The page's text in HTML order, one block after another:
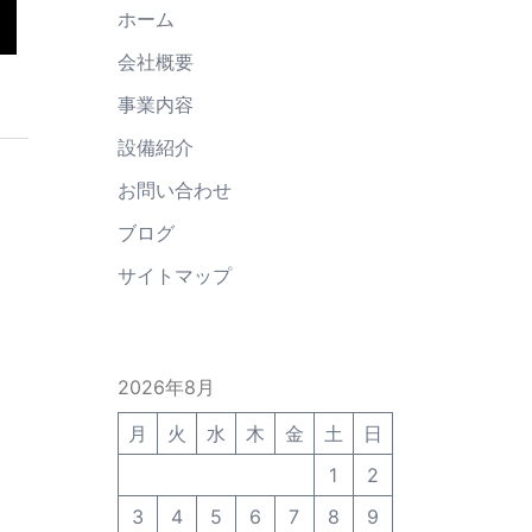
ホーム
会社概要
事業内容
設備紹介
お問い合わせ
ブログ
サイトマップ
2026年8月
月
火 水 木 金 土
日
1
2
3
4 5 6 7 8 9